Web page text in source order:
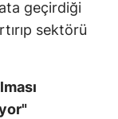
geçirdiği
sektörü